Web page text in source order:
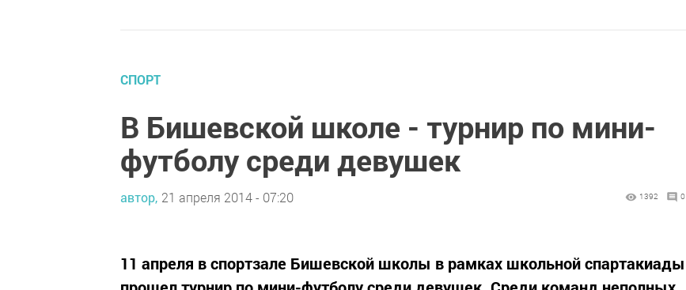
СПОРТ
В Бишевской школе - турнир по мини-
футболу среди девушек
автор, 21 апреля 2014 - 07:20 1392 0
11 апреля в спортзале Бишевской школы в рамках школьной спартакиады